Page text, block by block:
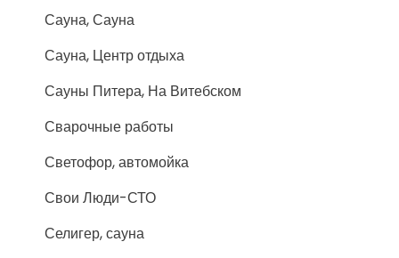
Сауна, Сауна
Сауна, Центр отдыха
Сауны Питера, На Витебском
Сварочные работы
Светофор, автомойка
Свои Люди-СТО
Селигер, сауна